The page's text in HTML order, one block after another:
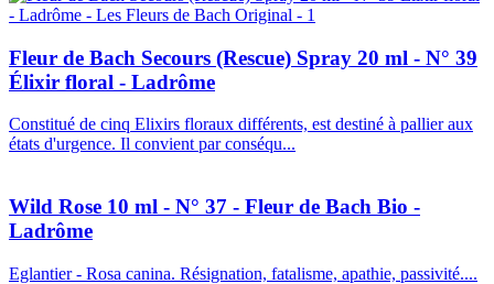
Fleur de Bach Secours (Rescue) Spray 20 ml - N° 39
Élixir floral - Ladrôme
Constitué de cinq Elixirs floraux différents, est destiné à pallier aux
états d'urgence. Il convient par conséqu...
Wild Rose 10 ml - N° 37 - Fleur de Bach Bio -
Ladrôme
Eglantier - Rosa canina. Résignation, fatalisme, apathie, passivité....